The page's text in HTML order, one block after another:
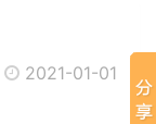
2021-01-01